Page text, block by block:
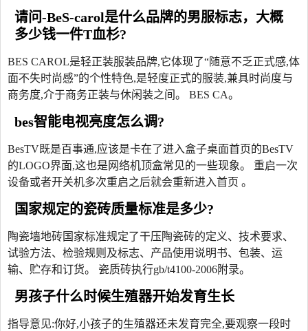
请问-BeS-carol是什么品牌的男服标志，大概
多少钱一件T血杉?
BES CAROL是轻正装服装品牌,它体现了“随意不乏正式感,体
面不失时尚感”的个性特色,是轻度正式的服装,兼具时尚度与
商务度,介于商务正装与休闲装之间。 BES CA。
bes智能电视亮度怎么调?
BesTV既是百事通,应该是卡在了进入盒子桌面首页的BesTV
的LOGO界面,这也是网络机顶盒常见的一些现象。 重启一次
设备或者开关机多次重启之后就会重新进入首页 。
国家规定的瓷砖质量标准是多少?
陶瓷墙地砖国家标准规定了干压陶瓷砖的定义、技术要求、
试验方法、检验规则及标志、产品使用说明书、包装、运
输、贮存和订货。 瓷质砖执行gb/t4100‐2006附录。
男孩子什么时候生殖器开始发育生长
指导意见:你好,小孩子的生殖器还未发育完全,要观察一段时